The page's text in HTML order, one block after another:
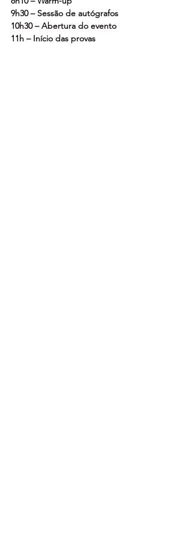
9h30 – Sessão de autógrafos
10h30 – Abertura do evento
11h – Início das provas